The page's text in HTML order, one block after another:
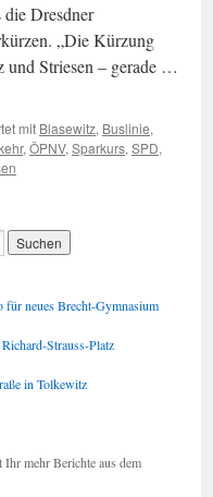
Dresdner
„Die Kürzung
Striesen – gerade …
mit Blasewitz, Buslinie,
, ÖPNV, Sparkurs, SPD,
neues Brecht-Gymnasium
Strauss-Platz
in Tolkewitz
mehr Berichte aus dem